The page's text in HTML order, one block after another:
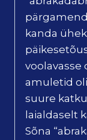
kanda
voolavasse
amuletid
suure katku
laialdaselt
Sõna